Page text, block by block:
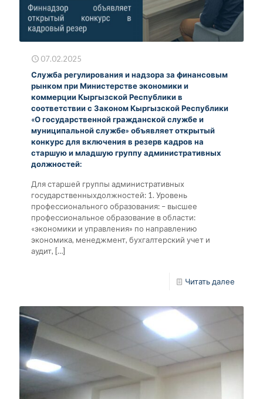
07.02.2025
Служба регулирования и надзора за финансовым
рынком при Министерстве экономики и
коммерции Кыргызской Республики в
соответствии с Законом Кыргызской Республики
«О государственной гражданской службе и
муниципальной службе» объявляет открытый
конкурс для включения в резерв кадров на
старшую и младшую группу административных
должностей:
Для старшей группы административных
государственныхдолжностей: 1. Уровень
профессионального образования: – высшее
профессиональное образование в области:
«экономики и управления» по направлению
экономика, менеджмент, бухгалтерский учет и
аудит, […]
Читать далее